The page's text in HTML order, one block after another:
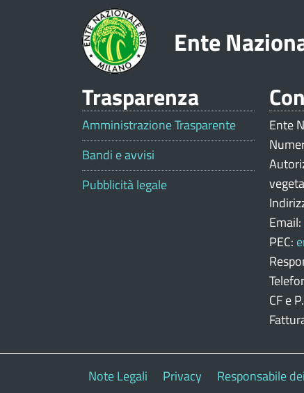
Ente
Trasparenza
Amministrazione Trasparente
Bandi e avvisi
Pubblicità legale
Ente
Email:
PEC:
CF e
Note Legali Privacy Responsabile